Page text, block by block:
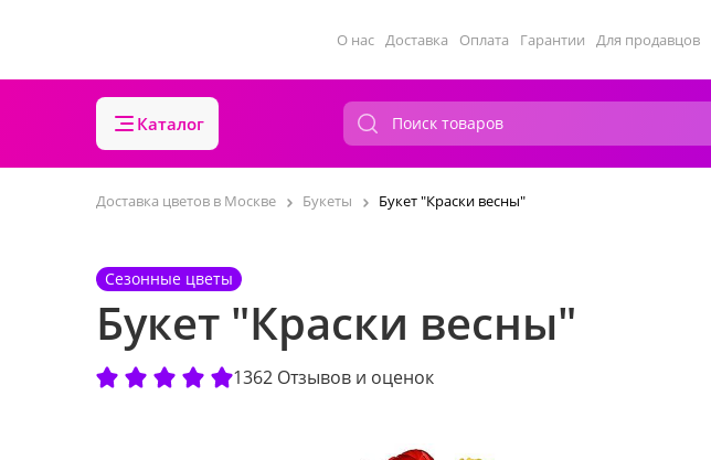
О нас Доставка Оплата Гарантии Для продавцов
Каталог
Доставка цветов в Москве Букеты Букет "Краски весны"
Сезонные цветы
Букет "Краски весны"
1362 Отзывов и оценок